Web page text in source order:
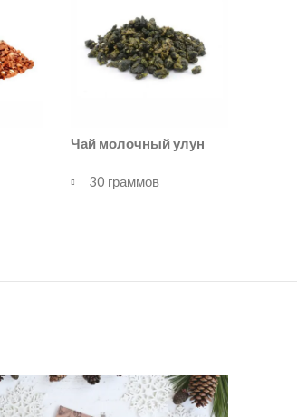
Чай молочный улун
30 граммов